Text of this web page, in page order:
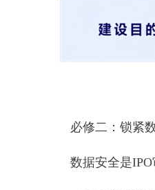
必修二：锁紧
数据安全是IPO